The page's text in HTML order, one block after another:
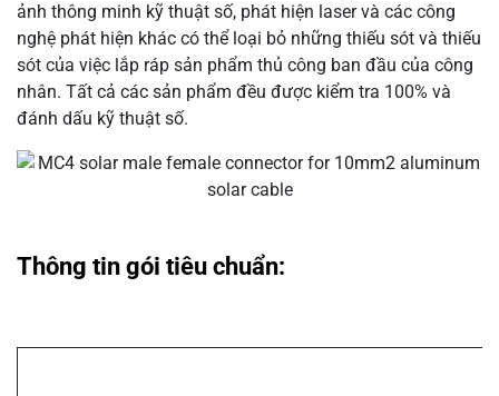
ảnh thông minh kỹ thuật số, phát hiện laser và các công
nghệ phát hiện khác có thể loại bỏ những thiếu sót và thiếu
sót của việc lắp ráp sản phẩm thủ công ban đầu của công
nhân. Tất cả các sản phẩm đều được kiểm tra 100% và
đánh dấu kỹ thuật số.
Thông tin gói tiêu chuẩn: